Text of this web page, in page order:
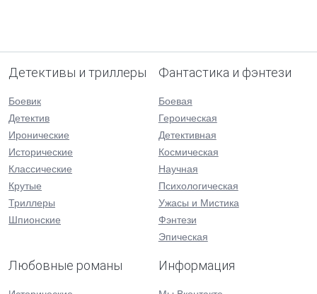
Детективы и триллеры
Боевик
Детектив
Иронические
Исторические
Классические
Крутые
Триллеры
Шпионские
Фантастика и фэнтези
Боевая
Героическая
Детективная
Космическая
Научная
Психологическая
Ужасы и Мистика
Фэнтези
Эпическая
Любовные романы Информация